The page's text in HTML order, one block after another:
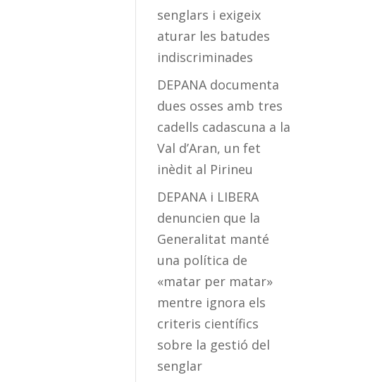
senglars i exigeix
aturar les batudes
indiscriminades
DEPANA documenta
dues osses amb tres
cadells cadascuna a la
Val d’Aran, un fet
inèdit al Pirineu
DEPANA i LIBERA
denuncien que la
Generalitat manté
una política de
«matar per matar»
mentre ignora els
criteris científics
sobre la gestió del
senglar